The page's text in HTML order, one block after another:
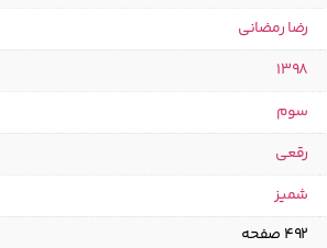
رضا رمضانی
1398
سوم
رقعی
شمیز
۴۹۲ صفحه